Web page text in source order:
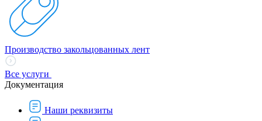
Производство закольцованных лент
Все услуги
Документация
Наши реквизиты